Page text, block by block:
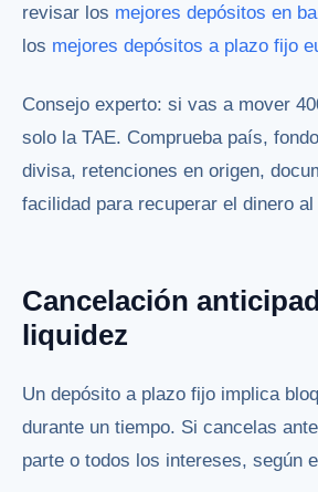
revisar los mejores depósitos en
los mejores depósitos a plazo fijo
Consejo experto: si vas a mover
solo la TAE. Comprueba país,
divisa, retenciones en origen,
facilidad para recuperar el dinero
Cancelación
liquidez
Un depósito a plazo fijo implica
durante un tiempo. Si cancelas
parte o todos los intereses, según